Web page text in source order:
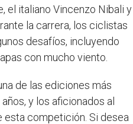
el italiano Vincenzo Nibali y
la carrera, los ciclistas
desafíos, incluyendo
con mucho viento.
de las ediciones más
y los aficionados al
competición. Si desea